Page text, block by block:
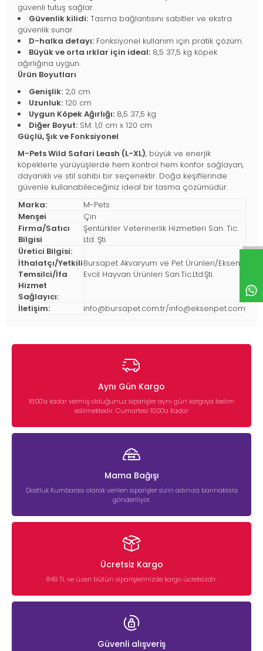
güvenli tutuş sağlar.
Güvenlik kilidi: Tasma bağlantısını sabitler ve ekstra
güvenlik sunar.
D-halka detayı: Fonksiyonel kullanım için pratik çözüm.
Büyük ve orta ırklar için ideal: 8,5 37,5 kg köpek
ağırlığına uygun.
Ürün Boyutları
Genişlik: 2,0 cm
Uzunluk: 120 cm
Uygun Köpek Ağırlığı: 8,5 37,5 kg
Diğer Boyut: SM: 1,0 cm x 120 cm
Güçlü, Şık ve Fonksiyonel
M-Pets Wild Safari Leash (L-XL), büyük ve enerjik
köpeklerle yürüyüşlerde hem kontrol hem konfor sağlayan,
dayanıklı ve stil sahibi bir seçenektir. Doğa keşiflerinde
güvenle kullanabileceğiniz ideal bir tasma çözümüdür.
Marka:
M-Pets
Menşei
Çin
Firma/Satıcı
Bilgisi
Şentürkler Veterinerlik Hizmetleri San. Tic.
Ltd. Şti.
Üretici Bilgisi:
İthalatçı/Yetkili
Temsilci/İfa
Hizmet
Sağlayıcı:
Bursapet Akvaryum ve Pet Ürünleri/Eksen
Evcil Hayvan Ürünleri San.Tic.Ltd.Şti.
İletişim: info@bursapet.com.tr/info@eksenpet.com
Aynı Gün Kargo
16:00’a kadar vermiş olduğunuz siparişler aynı gün kargoya teslim
edilmektedir. Cumartesi 10:00'a Kadar
Mama Bağışı
Dostluk Kumbarası olarak verilen siparişler sizin adınıza barınaklara
gönderiliyor.
Ücretsiz Kargo
849 TL ve üzeri bütün siparişlerinizde kargo ücretsizdir.
Güvenli alışveriş